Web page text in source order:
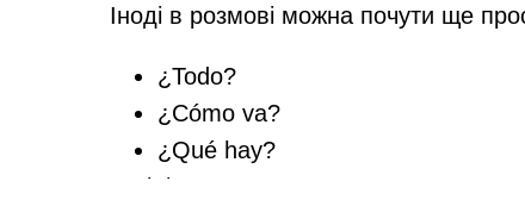
Іноді в розмові можна почути ще
¿Todo?
¿Cómo va?
¿Qué hay?
Такі форми вважаються розмовними